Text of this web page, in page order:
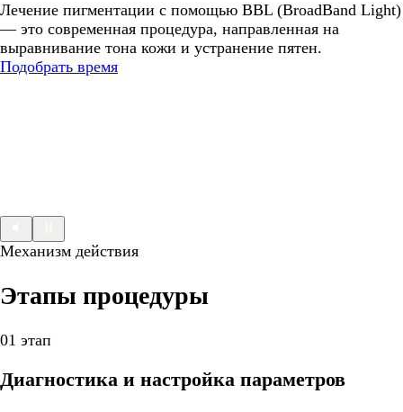
Лечение пигментации с помощью BBL (BroadBand Light)
— это современная процедура, направленная на
выравнивание тона кожи и устранение пятен.
Подобрать время
Механизм действия
Этапы процедуры
01 этап
Диагностика и настройка параметров